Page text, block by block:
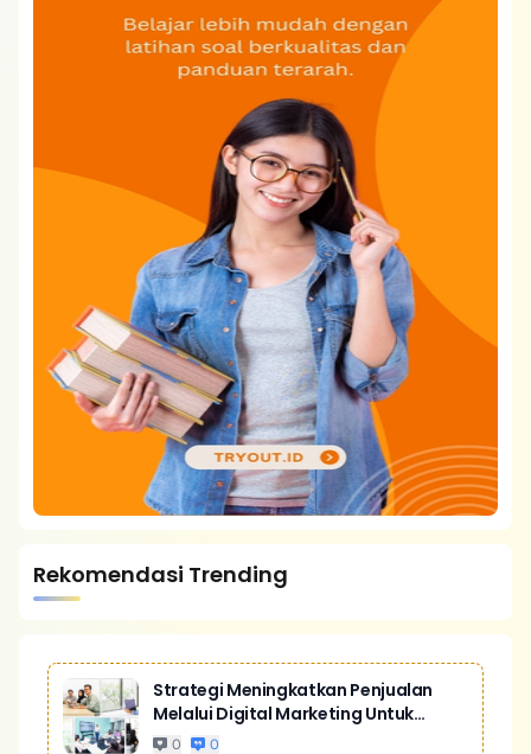
Rekomendasi Trending
Strategi Meningkatkan Penjualan
Melalui Digital Marketing Untuk
Bisnis Yang Lebih Kompetitif
0 0